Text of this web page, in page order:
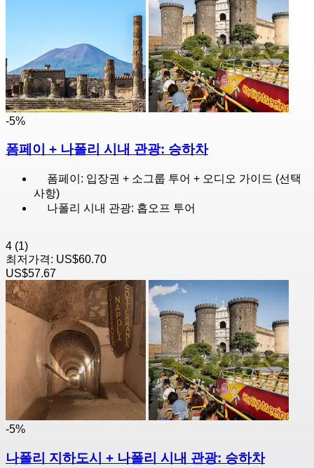
-5%
폼페이 + 나폴리 시내 관광: 승하차
폼페이: 입장권 + 소그룹 투어 + 오디오 가이드 (선택
사항)
나폴리 시내 관광: 홉오프 투어
4 (1)
최저가격: US$60.70
US$57.67
-5%
나폴리 지하도시 + 나폴리 시내 관광: 승하차